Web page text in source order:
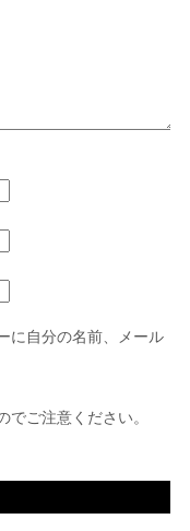
に自分の名前、メール
ご注意ください。